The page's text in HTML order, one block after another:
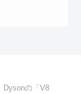
Dysonの「V8